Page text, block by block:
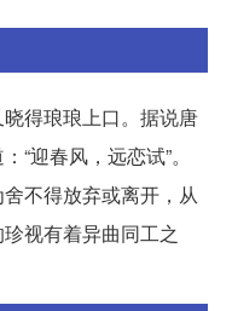
得琅琅上口。据说唐
“迎春风，远恋试”。
不得放弃或离开，从
视有着异曲同工之